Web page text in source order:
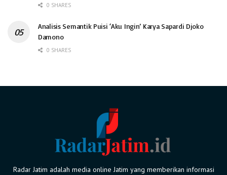
0 SHARES
Analisis Semantik Puisi ‘Aku Ingin’ Karya Sapardi Djoko
Damono
0 SHARES
Radar Jatim adalah media online Jatim yang memberikan informasi